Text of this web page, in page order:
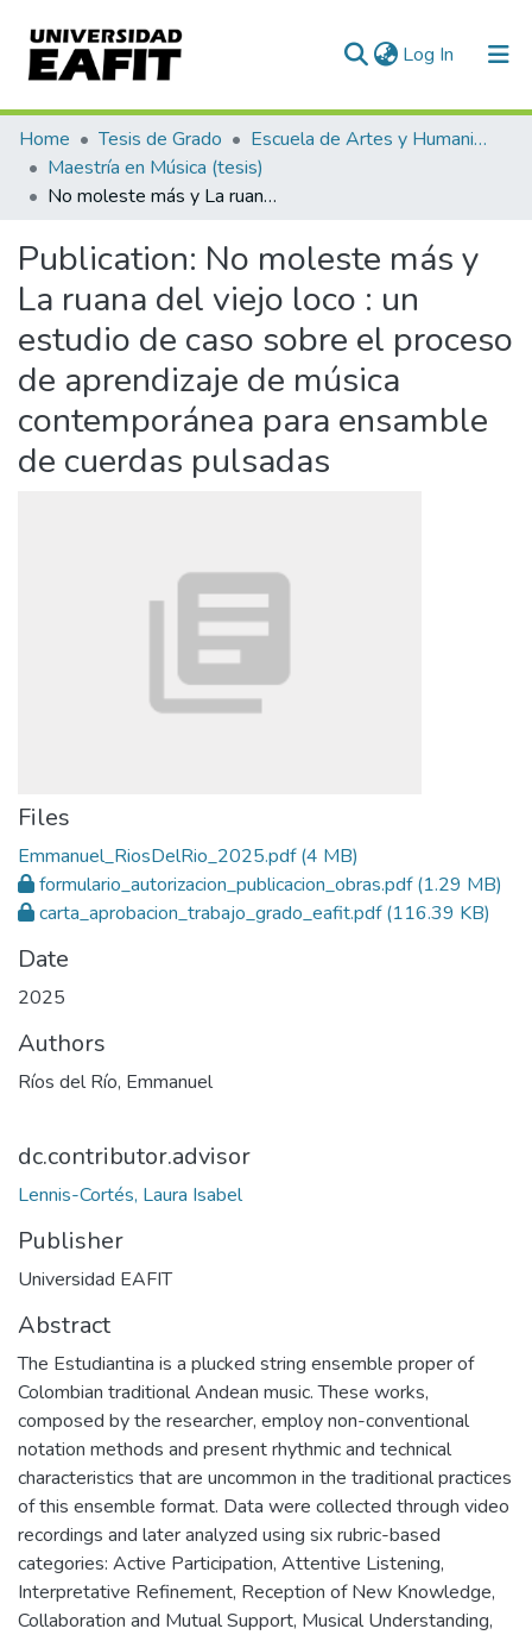
Log In (current)
Communities & Collections
All of DSpace
Home Tesis de Grado
Escuela de Artes y Humanidades
Maestría en Música (tesis)
No moleste más y La ruana del viejo loco : un estudio de caso sobre el proceso de aprendizaje de música contemporánea para ensamble de cuerdas pulsadas
Publication: No moleste más y
La ruana del viejo loco : un
estudio de caso sobre el proceso
de aprendizaje de música
contemporánea para ensamble
de cuerdas pulsadas
Files
Emmanuel_RiosDelRio_2025.pdf(4 MB)
formulario_autorizacion_publicacion_obras.pdf(1.29 MB)
carta_aprobacion_trabajo_grado_eafit.pdf(116.39 KB)
Date
2025
Authors
Ríos del Río, Emmanuel
dc.contributor.advisor
Lennis-Cortés, Laura Isabel
Publisher
Universidad EAFIT
Abstract
The Estudiantina is a plucked string ensemble proper of
Colombian traditional Andean music. These works,
composed by the researcher, employ non-conventional
notation methods and present rhythmic and technical
characteristics that are uncommon in the traditional practices
of this ensemble format. Data were collected through video
recordings and later analyzed using six rubric-based
categories: Active Participation, Attentive Listening,
Interpretative Refinement, Reception of New Knowledge,
Collaboration and Mutual Support, Musical Understanding,